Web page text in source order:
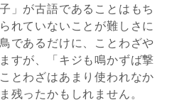
」が古語であることはもち
れていないことが難しさに
であるだけに、ことわざや
すが、「キジも鳴かずば撃
とわざはあまり使われなか
残ったかもしれません。